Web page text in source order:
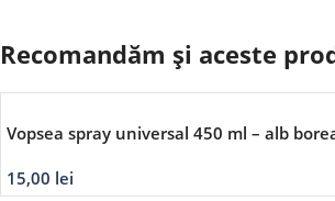
Recomandăm și aceste
Vopsea spray universal 450 ml – alb
15,00 lei